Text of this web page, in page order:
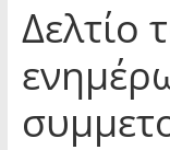
Δελτίο